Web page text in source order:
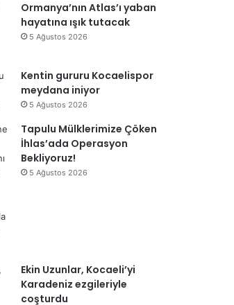
Ormanya’nın Atlas’ı yaban
hayatına ışık tutacak
5 Ağustos 2026
Kentin gururu Kocaelispor
meydana iniyor
5 Ağustos 2026
Tapulu Mülklerimize Çöken
İhlas’ada Operasyon
Bekliyoruz!
5 Ağustos 2026
Ekin Uzunlar, Kocaeli’yi
Karadeniz ezgileriyle
coşturdu